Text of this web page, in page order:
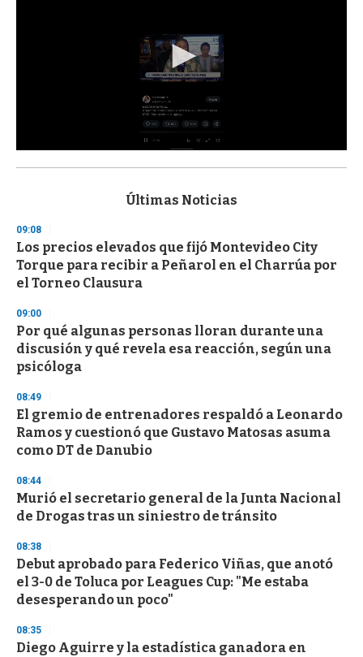
s
d
s
o
f
3
s
e
c
o
n
d
Últimas Noticias
09:08
Los precios elevados que fijó Montevideo City
Torque para recibir a Peñarol en el Charrúa por
el Torneo Clausura
09:00
Por qué algunas personas lloran durante una
discusión y qué revela esa reacción, según una
psicóloga
08:49
El gremio de entrenadores respaldó a Leonardo
Ramos y cuestionó que Gustavo Matosas asuma
como DT de Danubio
08:44
Murió el secretario general de la Junta Nacional
de Drogas tras un siniestro de tránsito
08:38
Debut aprobado para Federico Viñas, que anotó
el 3-0 de Toluca por Leagues Cup: "Me estaba
desesperando un poco"
08:35
Diego Aguirre y la estadística ganadora en